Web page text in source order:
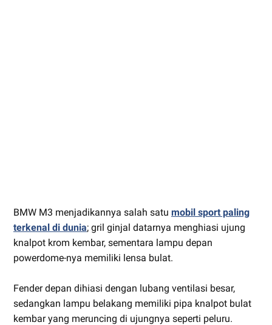
BMW M3 menjadikannya salah satu mobil sport paling
terkenal di dunia; gril ginjal datarnya menghiasi ujung
knalpot krom kembar, sementara lampu depan
powerdome-nya memiliki lensa bulat.
Fender depan dihiasi dengan lubang ventilasi besar,
sedangkan lampu belakang memiliki pipa knalpot bulat
kembar yang meruncing di ujungnya seperti peluru.